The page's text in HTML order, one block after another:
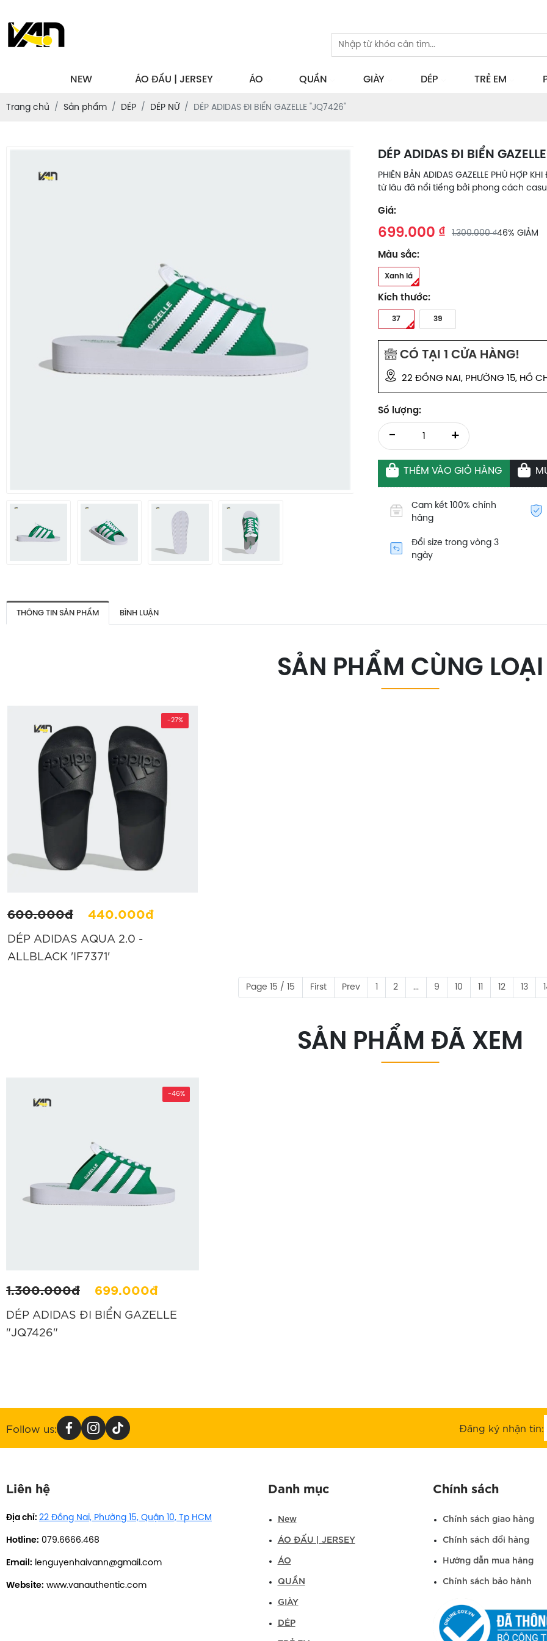
NEW ÁO ĐẤU | JERSEY ÁO QUẦN GIÀY DÉP TRẺ EM
Trang chủ Sản phẩm DÉP DÉP NỮ DÉP ADIDAS ĐI BIỂN GAZELLE "JQ7426"
DÉP ADIDAS ĐI BIỂN
PHIÊN BẢN ADIDAS GAZELLE PHÙ HỢP
từ lâu đã nổi tiếng bởi phong cách
Giá:
699.000 ₫ 1.300.000 ₫46% GIẢM
Màu sắc:
Xanh lá
Kích thước:
37 39
CÓ TẠI1 CỬA HÀNG!
22 ĐỒNG NAI, PHƯỜNG 15, HỒ
Số lượng:
- +
THÊM VÀO GIỎ HÀNG
Cam kết 100% chính
hãng
Đổi size trong vòng 3
ngày
THÔNG TIN SẢN PHẨM BÌNH LUẬN
SẢN PHẨM CÙNG LOẠI
600.000đ 440.000đ
-27%
DÉP ADIDAS AQUA 2.0 -
ALLBLACK 'IF7371'
Page 15 / 15 First Prev 1 2 ... 9 10 11 12 13
SẢN PHẨM ĐÃ XEM
1.300.000đ 699.000đ
-46%
DÉP ADIDAS ĐI BIỂN GAZELLE
"JQ7426"
Follow us: Đăng ký nhận tin:
Liên hệ
Địa chỉ: 22 Đồng Nai, Phường 15, Quận 10, Tp HCM
Hotline: 079.6666.468
Email: lenguyenhaivann@gmail.com
Website: www.vanauthentic.com
Danh mục
New
ÁO ĐẤU | JERSEY
ÁO
QUẦN
GIÀY
DÉP
Chính sách
Chính sách giao hàng
Chính sách đổi hàng
Hướng dẫn mua hàng
Chính sách bảo hành